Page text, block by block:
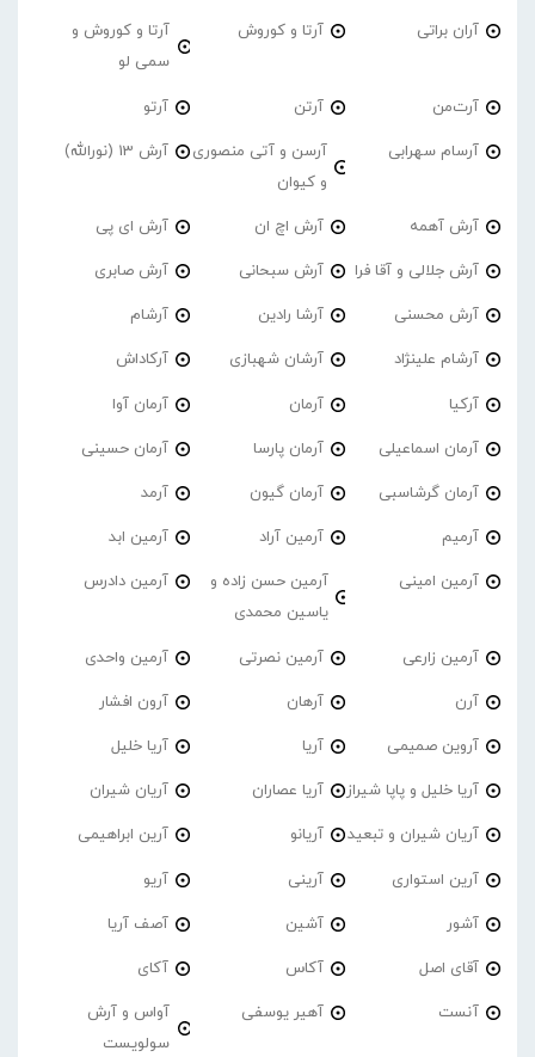
آران براتی آرتا و کوروش
آرتا و کوروش و
سمی لو
آرت‌من آرتن آرتو
آرسام سهرابی
آرسن و آتی منصوری
و کیوان
آرش 13 (نورالله)
آرش آهمه آرش اچ ان آرش ای پی
آرش جلالی و آقا فرا آرش سبحانی آرش صابری
آرش محسنی آرشا رادین آرشام
آرشام علینژاد آرشان شهبازی آرکاداش
آرکیا آرمان آرمان آوا
آرمان اسماعیلی آرمان پارسا آرمان حسینی
آرمان گرشاسبی آرمان گیون آرمد
آرمیم آرمین آراد آرمین ابد
آرمین امینی
آرمین حسن زاده و
یاسین محمدی
آرمین دادرس
آرمین زارعی آرمین نصرتی آرمین واحدی
آرن آرهان آرون افشار
آروین صمیمی آریا آریا خلیل
آریا خلیل و پاپا شیراز آریا عصاران آریان شیران
آریان شیران و تبعید آریانو آرین ابراهیمی
آرین استواری آرینی آریو
آشور آشین آصف آریا
آقای اصل آکاس آکای
آنست آهیر یوسفی
آواس و آرش
سولویست